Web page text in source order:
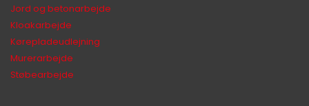
Jord og betonarbejde
Kloakarbejde
Kørepladeudlejning
Murerarbejde
Støbearbejde
Har du et spørgsmål? Start en ny samtale